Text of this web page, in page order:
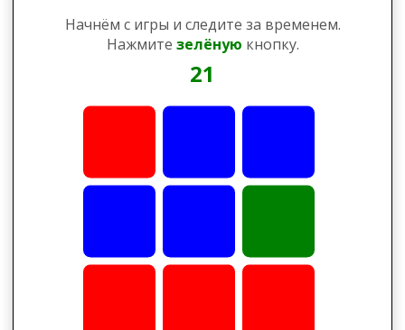
Начнём с игры и следите за временем.
Нажмите зелёную кнопку.
21